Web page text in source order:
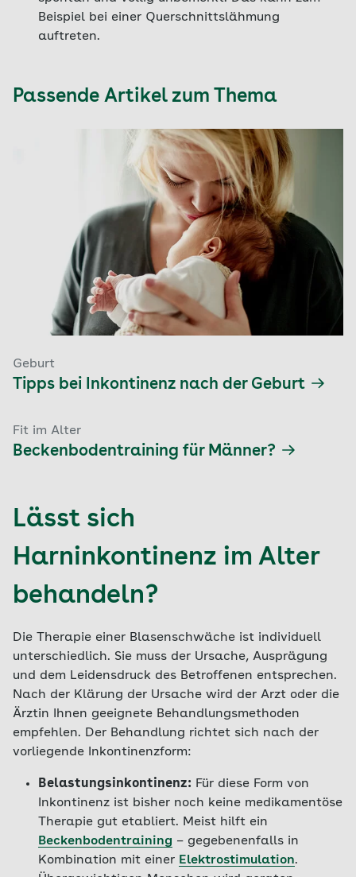
Beispiel bei einer Querschnittslähmung
auftreten.
Passende Artikel zum Thema
Geburt
Tipps bei Inkontinenz nach der Geburt
Fit im Alter
Beckenbodentraining für Männer?
Lässt sich
Harninkontinenz im Alter
behandeln?
Die Therapie einer Blasenschwäche ist individuell
unterschiedlich. Sie muss der Ursache, Ausprägung
und dem Leidensdruck des Betroffenen entsprechen.
Nach der Klärung der Ursache wird der Arzt oder die
Ärztin Ihnen geeignete Behandlungsmethoden
empfehlen. Der Behandlung richtet sich nach der
vorliegende Inkontinenzform:
Belastungsinkontinenz: Für diese Form von
Inkontinenz ist bisher noch keine medikamentöse
Therapie gut etabliert. Meist hilft ein
Beckenbodentraining – gegebenenfalls in
Kombination mit einer Elektrostimulation.